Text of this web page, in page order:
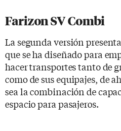
Farizon SV Combi
La segunda versión
que se ha diseñado para
hacer transportes tanto de
como de sus equipajes, de
sea la combinación de
espacio para pasajeros.